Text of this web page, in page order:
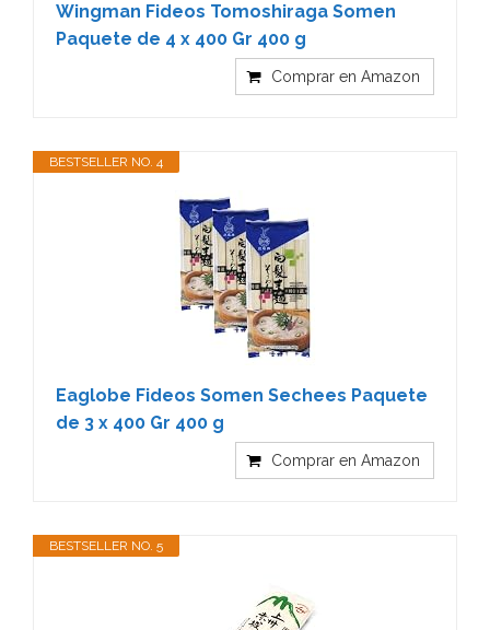
Wingman Fideos Tomoshiraga Somen
Paquete de 4 x 400 Gr 400 g
Comprar en Amazon
BESTSELLER NO. 4
Eaglobe Fideos Somen Sechees Paquete
de 3 x 400 Gr 400 g
Comprar en Amazon
BESTSELLER NO. 5